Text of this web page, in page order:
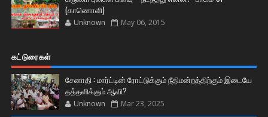
(காணொளி)
Unknown May 06, 2015
கட்டுரைகள்
சேனாதி : மார்ட்டின் ரோட்டுக்கும் நீதிமன்றத்திற்கும் இடையே
தத்தளிக்கும் ஆவி?
Unknown Mar 23, 2025